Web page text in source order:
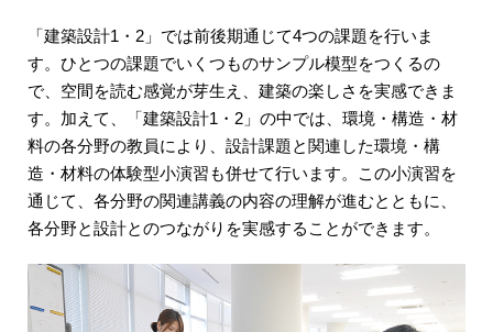
「建築設計1・2」では前後期通じて4つの課題を行いま
す。ひとつの課題でいくつものサンプル模型をつくるの
で、空間を読む感覚が芽生え、建築の楽しさを実感できま
す。加えて、「建築設計1・2」の中では、環境・構造・材
料の各分野の教員により、設計課題と関連した環境・構
造・材料の体験型小演習も併せて行います。この小演習を
通じて、各分野の関連講義の内容の理解が進むとともに、
各分野と設計とのつながりを実感することができます。